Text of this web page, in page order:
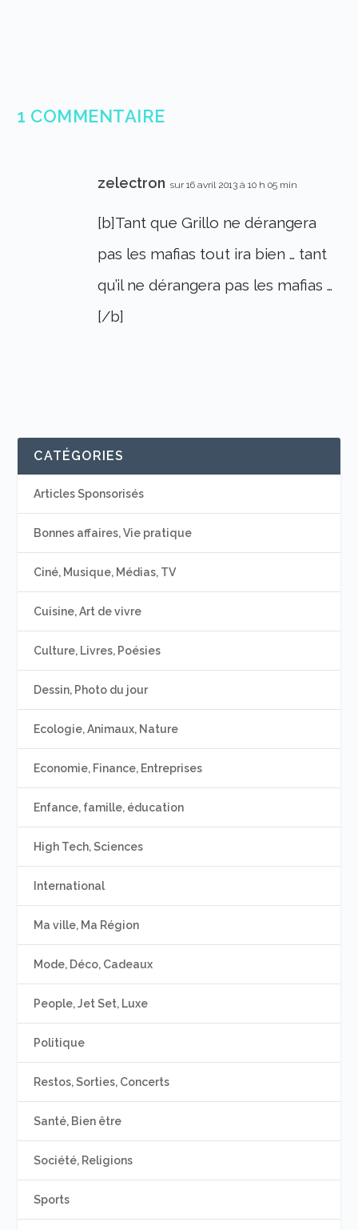
1 COMMENTAIRE
zelectron sur 16 avril 2013 à 10 h 05 min
[b]Tant que Grillo ne dérangera
pas les mafias tout ira bien … tant
qu’il ne dérangera pas les mafias …
[/b]
CATÉGORIES
Articles Sponsorisés
Bonnes affaires, Vie pratique
Ciné, Musique, Médias, TV
Cuisine, Art de vivre
Culture, Livres, Poésies
Dessin, Photo du jour
Ecologie, Animaux, Nature
Economie, Finance, Entreprises
Enfance, famille, éducation
High Tech, Sciences
International
Ma ville, Ma Région
Mode, Déco, Cadeaux
People, Jet Set, Luxe
Politique
Restos, Sorties, Concerts
Santé, Bien être
Société, Religions
Sports